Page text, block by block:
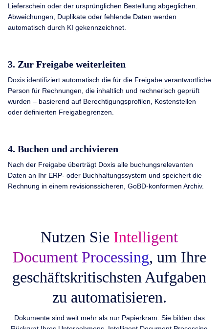
Lieferschein oder der ursprünglichen Bestellung abgeglichen.
Abweichungen, Duplikate oder fehlende Daten werden
automatisch durch KI gekennzeichnet.
3. Zur Freigabe weiterleiten
Doxis identifiziert automatisch die für die Freigabe verantwortliche
Person für Rechnungen, die inhaltlich und rechnerisch geprüft
wurden – basierend auf Berechtigungsprofilen, Kostenstellen
oder definierten Freigabegrenzen.
4. Buchen und archivieren
Nach der Freigabe überträgt Doxis alle buchungsrelevanten
Daten an Ihr ERP- oder Buchhaltungssystem und speichert die
Rechnung in einem revisionssicheren, GoBD-konformen Archiv.
Nutzen Sie Intelligent
Document Processing, um Ihre
geschäftskritischsten Aufgaben
zu automatisieren.
Dokumente sind weit mehr als nur Papierkram. Sie bilden das